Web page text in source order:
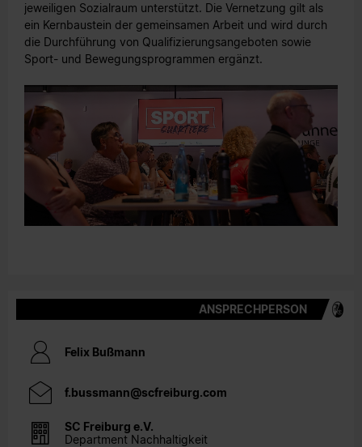
jeweiligen Sozialraum unterstützt. Die Vernetzung gilt als
ein Kernbaustein der gemeinsamen Arbeit und wird durch
die Durchführung von Qualifizierungsangeboten sowie
Sport- und Bewegungsprogrammen ergänzt.​
ANSPRECHPERSON
Felix Bußmann
f.bussmann@scfreiburg.com
SC Freiburg e.V.
Department Nachhaltigkeit